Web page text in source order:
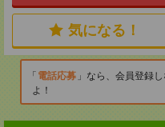
気になる！
電話応募
なら、会員登録
よ！